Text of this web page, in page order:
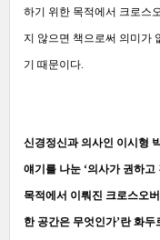
하기 위한 목적에서 크로스
지 않으면 책으로써 의미가
기 때문이다.
신경정신과 의사인 이시형
얘기를 나눈 ‘의사가 권하
목적에서 이뤄진 크로스오
한 공간은 무엇인가’란 화